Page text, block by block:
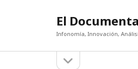
El
Infonomía, Innovación,
la